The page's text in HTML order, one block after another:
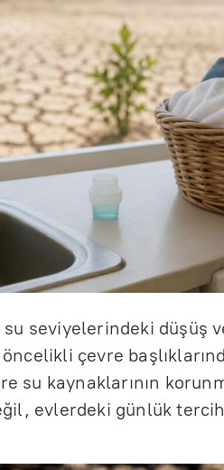
su seviyelerindeki düşüş
öncelikli çevre
su kaynaklarının
evlerdeki günlük